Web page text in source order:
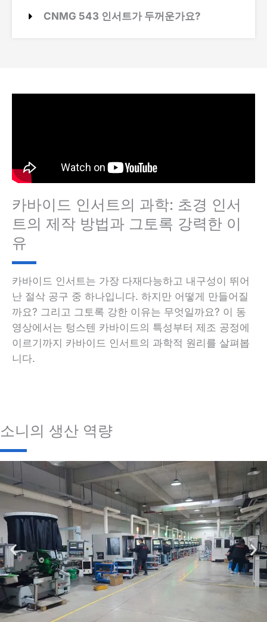
CNMG 543 인서트가 두꺼운가요?
카바이드 인서트의 과학: 초경 인서
트의 제작 방법과 그토록 강력한 이
유
카바이드 인서트는 가장 다재다능하고 내구성이 뛰어
난 절삭 공구 중 하나입니다. 하지만 어떻게 만들어질
까요? 그리고 그토록 강한 이유는 무엇일까요? 이 동
영상에서는 텅스텐 카바이드의 특성부터 제조 공정에
이르기까지 카바이드 인서트의 과학적 원리를 살펴봅
니다.
소니의 생산 역량